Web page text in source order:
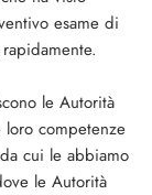
esame di
le Autorità
competenze
cui le abbiamo
le Autorità